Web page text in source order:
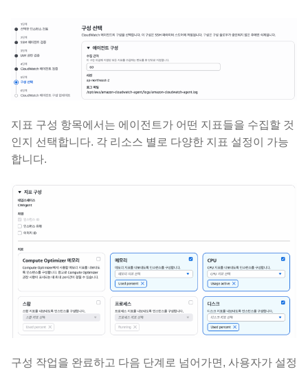
지표 구성 항목에서는 에이전트가 어떤 지표들을 수집할 것
인지 선택합니다. 각 리소스 별로 다양한 지표 설정이 가능
합니다.
구성 작업을 완료하고 다음 단계로 넘어가면, 사용자가 설정